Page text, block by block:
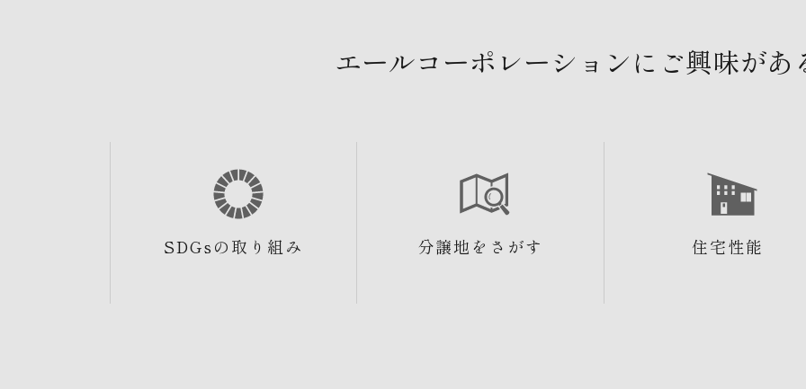
エールコーポレーションにご興味があ
SDGsの取り組み 分譲地をさがす 住宅性能